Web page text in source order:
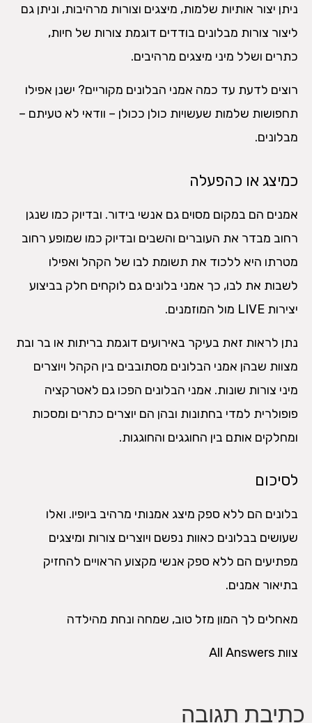
ניתן יצור אותיות שלמות, מיצגים וצורות מרהיבות, וניתן גם
ליצור צורות מבלונים בודדים דוגמת צורות של חיות,
כתרים ושלל מיני מיצגים מרהיבים.
רוצים לדעת עד כמה אמני הבלונים מקוריים? ישנן אפילו
תחפושות שלמות שעשויות כולן ככולן – וודאי לא טעיתם –
מבלונים.
כמיצג או כהפעלה
אמנים הם במקום מסוים גם אנשי בידור. ובדיוק כמו שנגן
רחוב מבדר את העוברים והשבים ובדיוק כמו שמופע רחוב
מטרתו היא ללכוד את תשומת לבו של הקהל ואפילו
לשבות את לבו, כך אמני בלונים גם לוקחים חלק בביצוע
יצירות LIVE מול המוזמנים.
נתן לראות זאת בעיקר באירועים דוגמת בריתות או בר ובת
מצוות שבהן אמני הבלונים מסתובבים בין הקהל ויוצרים
מיני צורות שונות. אמני הבלונים הפכו גם לאטרקציה
פופולרית למדי בחתונות ובהן הם יוצרים כתרים ומסכות
ומחלקים אותם בין החוגגים והחוגגות.
לסיכום
בלונים הם ללא ספק מיצג אמנותי מרהיב ביופיו. ואלו
שעושים בבלונים כאוות נפשם ויוצרים צורות ומיצגים
מפתיעים הם ללא ספק אנשי מקצוע הראויים להחזיק
בתיאור אמנים.
מאחלים לך המון מזל טוב, שמחה ונחת מהילדה
צוות All Answers
כתיבת תגובה